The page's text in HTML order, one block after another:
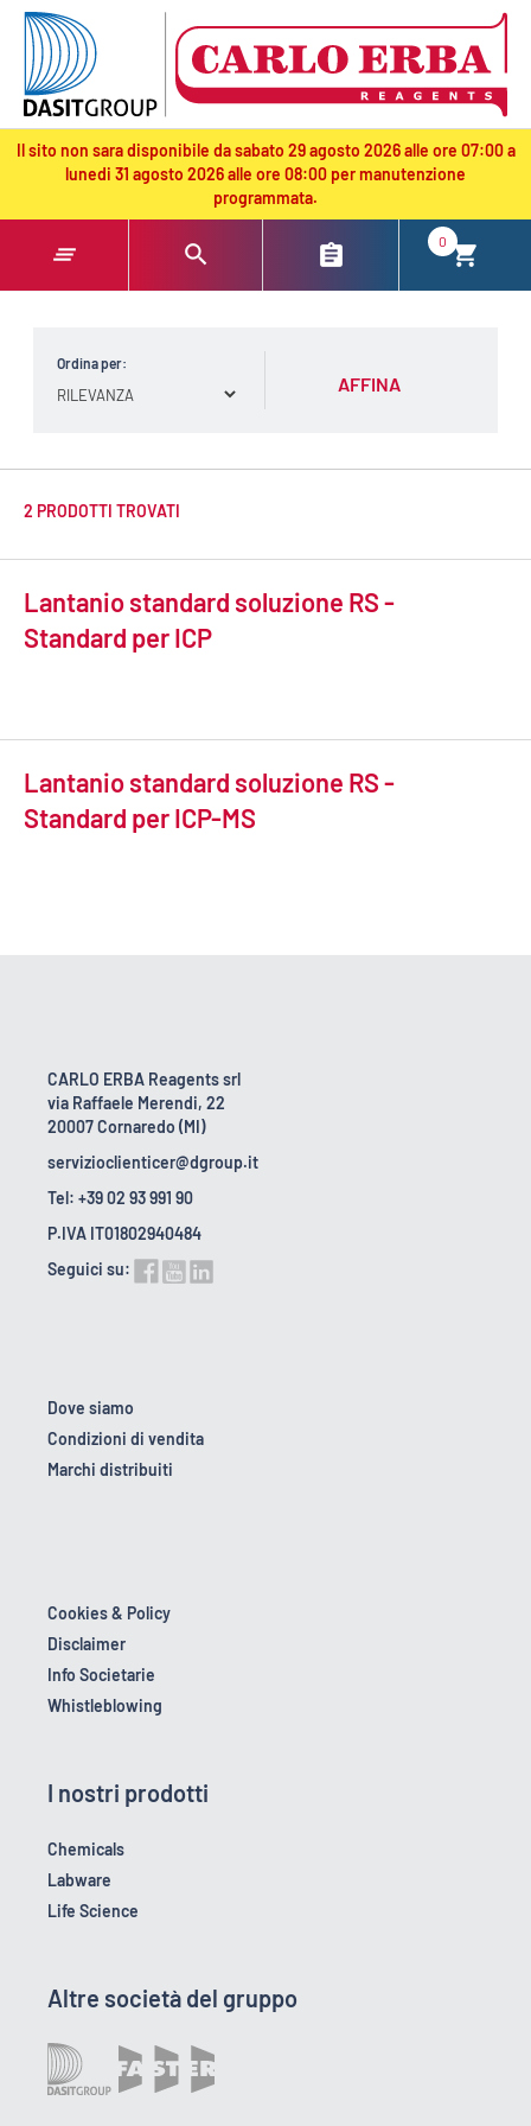
text.skipToContent
text.skipToNavigation
Il sito non sara disponibile da sabato 29 agosto 2026 alle ore 07:00 a
lunedi 31 agosto 2026 alle ore 08:00 per manutenzione
programmata.
0
Ordina per:
AFFINA
2 PRODOTTI TROVATI
Lantanio standard soluzione RS -
Standard per ICP
Lantanio standard soluzione RS -
Standard per ICP-MS
CARLO ERBA Reagents srl
via Raffaele Merendi, 22
20007 Cornaredo (MI)
servizioclienticer@dgroup.it
Tel: +39 02 93 991 90
P.IVA IT01802940484
Seguici su:
Dove siamo
Condizioni di vendita
Marchi distribuiti
Cookies & Policy
Disclaimer
Info Societarie
Whistleblowing
I nostri prodotti
Chemicals
Labware
Life Science
Altre società del gruppo